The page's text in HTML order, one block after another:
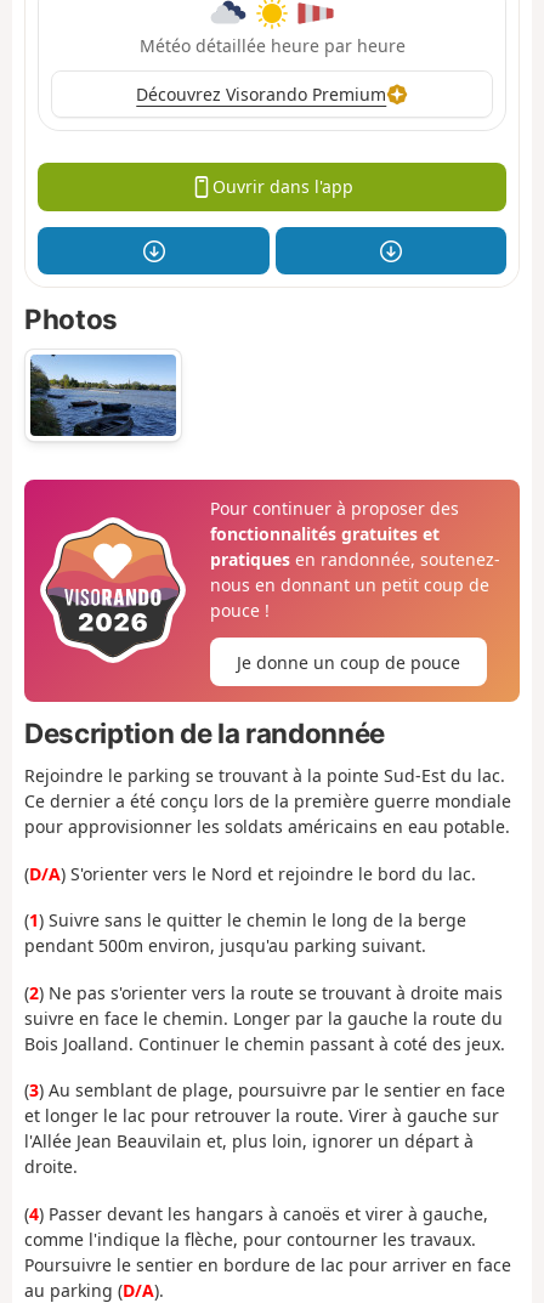
Météo détaillée heure par heure
Découvrez Visorando Premium
Ouvrir dans l'app
Photos
Pour continuer à proposer des
fonctionnalités gratuites et
pratiquesen randonnée, soutenez-
nous en donnant un petit coup de
pouce !
Je donne un coup de pouce
Description de la randonnée
Rejoindre le parking se trouvant à la pointe Sud-Est du lac.
Ce dernier a été conçu lors de la première guerre mondiale
pour approvisionner les soldats américains en eau potable.
(D/A) S'orienter vers le Nord et rejoindre le bord du lac.
(1) Suivre sans le quitter le chemin le long de la berge
pendant 500m environ, jusqu'au parking suivant.
(2) Ne pas s'orienter vers la route se trouvant à droite mais
suivre en face le chemin. Longer par la gauche la route du
Bois Joalland. Continuer le chemin passant à coté des jeux.
(3) Au semblant de plage, poursuivre par le sentier en face
et longer le lac pour retrouver la route. Virer à gauche sur
l'Allée Jean Beauvilain et, plus loin, ignorer un départ à
droite.
(4) Passer devant les hangars à canoës et virer à gauche,
comme l'indique la flèche, pour contourner les travaux.
Poursuivre le sentier en bordure de lac pour arriver en face
au parking (D/A).